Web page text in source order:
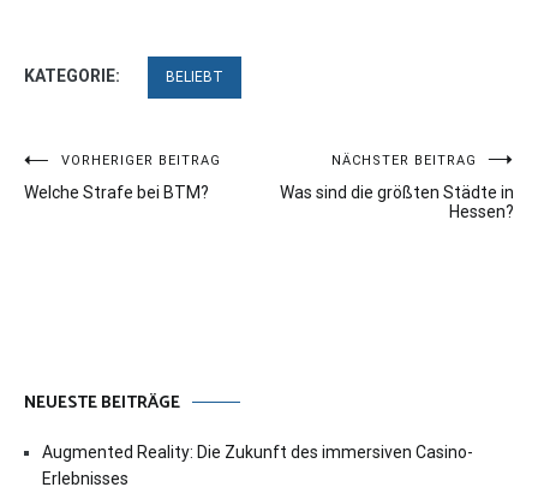
KATEGORIE: BELIEBT
Beitragsnavigation
VORHERIGER BEITRAG
Welche Strafe bei BTM?
NÄCHSTER BEITRAG
Was sind die größten Städte in
Hessen?
NEUESTE BEITRÄGE
Augmented Reality: Die Zukunft des immersiven Casino-
Erlebnisses